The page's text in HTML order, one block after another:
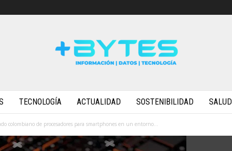
TECNOLOGÍA ACTUALIDAD SOSTENIBILIDAD SALUD
colombiano de procesadores para smartphones en un entorno...